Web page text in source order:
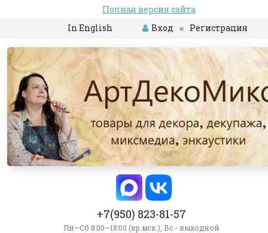
Полная версия сайта
In English
Вход Регистрация
+7(950) 823-81-57
Пн—Сб 8:00—18:00 (вр.мск.), Вс - выходной